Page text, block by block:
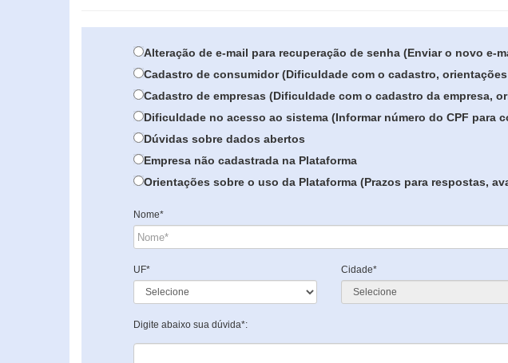
Alteração de e-mail para recuperação de senha (Enviar o novo e-
Cadastro de consumidor (Dificuldade com o cadastro,
Cadastro de empresas (Dificuldade com o cadastro da empresa,
Dificuldade no acesso ao sistema (Informar número do CPF para
Dúvidas sobre dados abertos
Empresa não cadastrada na Plataforma
Orientações sobre o uso da Plataforma (Prazos para respostas,
Nome*
UF* Cidade*
Digite abaixo sua dúvida*: